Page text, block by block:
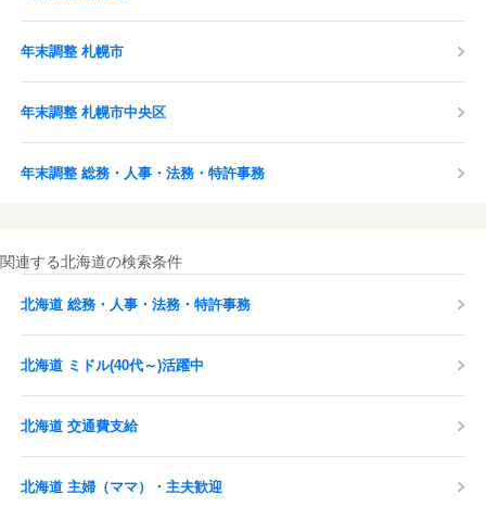
年末調整 札幌市
年末調整 札幌市中央区
年末調整 総務・人事・法務・特許事務
関連する北海道の検索条件
北海道 総務・人事・法務・特許事務
北海道 ミドル(40代～)活躍中
北海道 交通費支給
北海道 主婦（ママ）・主夫歓迎